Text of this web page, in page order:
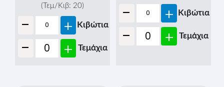
(Τεμ/Κιβ: 20)
- + Κιβώτια
- + Τεμάχια
- + Κιβώτια
- + Τεμάχια